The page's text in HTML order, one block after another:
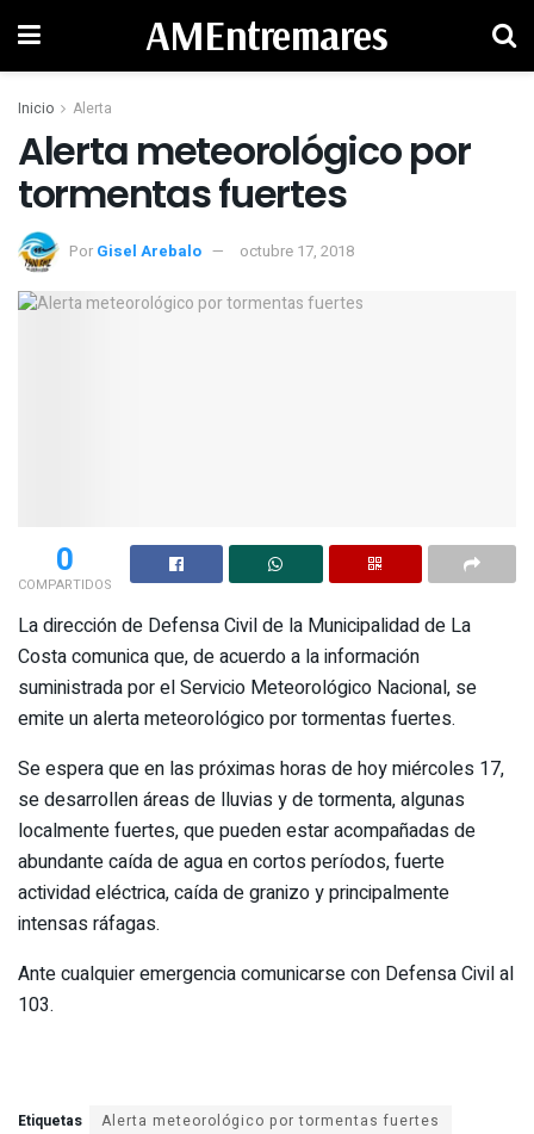
AMEntremares
Inicio Alerta
Alerta meteorológico por
tormentas fuertes
Por Gisel Arebalo octubre 17, 2018
0
COMPARTIDOS
La dirección de Defensa Civil de la Municipalidad de La
Costa comunica que, de acuerdo a la información
suministrada por el Servicio Meteorológico Nacional, se
emite un alerta meteorológico por tormentas fuertes.
Se espera que en las próximas horas de hoy miércoles 17,
se desarrollen áreas de lluvias y de tormenta, algunas
localmente fuertes, que pueden estar acompañadas de
abundante caída de agua en cortos períodos, fuerte
actividad eléctrica, caída de granizo y principalmente
intensas ráfagas.
Ante cualquier emergencia comunicarse con Defensa Civil al
103.
Etiquetas
Alerta meteorológico por tormentas fuertes